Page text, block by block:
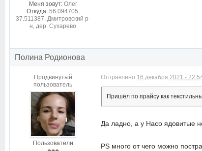
Меня зовут: Олег
Откуда: 56.094705,
37.511387. Дмитровский р-
н, дер. Сухарево
Полина Родионова
Продвинутый
пользователь
Пользователи
Отправлено 16 декабря 2021 -
Пришёл по прайсу как
Да ладно, а у Насо ядовитые
PS много от чего можно